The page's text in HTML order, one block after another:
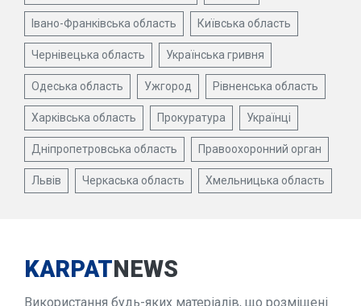
Івано-Франківська область Київська область
Чернівецька область Українська гривня
Одеська область Ужгород Рівненська область
Харківська область Прокуратура Українці
Дніпропетровська область Правоохоронний орган
Львів Черкаська область Хмельницька область
KARPATNEWS
Використання будь-яких матеріалів, що розміщені